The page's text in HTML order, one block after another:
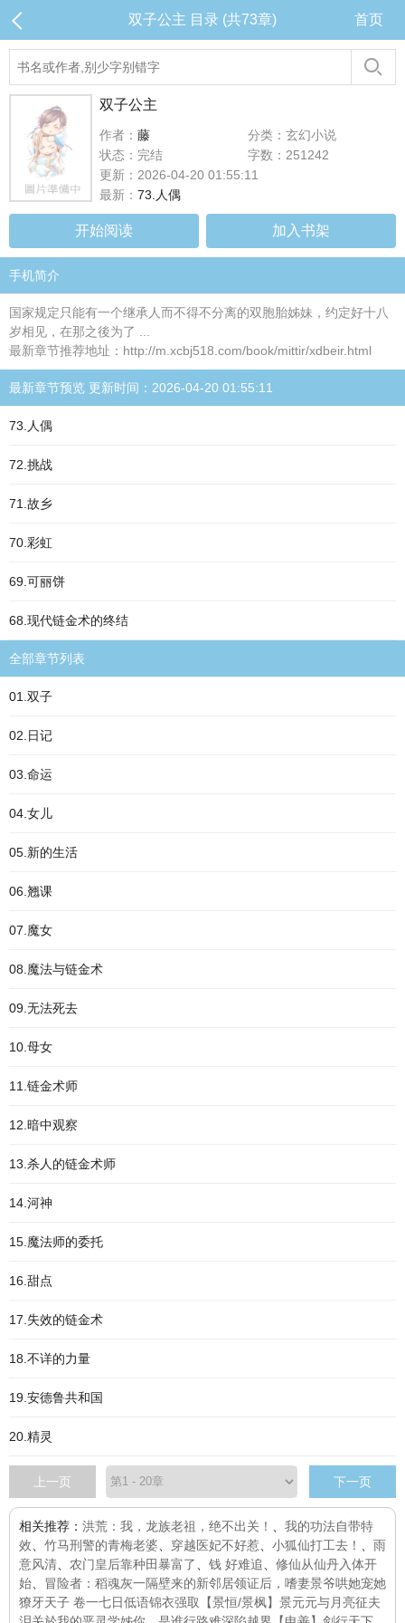
双子公主 目录 (共73章) 首页
双子公主
作者： 藤
分类：玄幻小说
状态：完结
字数：251242
更新：2026-04-20 01:55:11
最新： 73.人偶
开始阅读 加入书架
手机简介
国家规定只能有一个继承人而不得不分离的双胞胎姊妹，约定好十八
岁相见，在那之後为了 ...
最新章节推荐地址：http://m.xcbj518.com/book/mittir/xdbeir.html
最新章节预览 更新时间：2026-04-20 01:55:11
73.人偶
72.挑战
71.故乡
70.彩虹
69.可丽饼
68.现代链金术的终结
全部章节列表
01.双子
02.日记
03.命运
04.女儿
05.新的生活
06.翘课
07.魔女
08.魔法与链金术
09.无法死去
10.母女
11.链金术师
12.暗中观察
13.杀人的链金术师
14.河神
15.魔法师的委托
16.甜点
17.失效的链金术
18.不详的力量
19.安德鲁共和国
20.精灵
上一页 下一页
相关推荐： 洪荒：我，龙族老祖，绝不出关！
我的功法自带特
效
竹马刑警的青梅老婆 穿越医妃不好惹 小狐仙打工去！
雨
意风清
农门皇后靠种田暴富了 钱 好难追
修仙从仙丹入体开
始
冒险者：稻魂灰一隔壁来的新邻居领证后，嗜妻景爷哄她宠她
獠牙天子 卷一七日低语锦衣强取 【景恒/景枫】景元元与月亮征夫